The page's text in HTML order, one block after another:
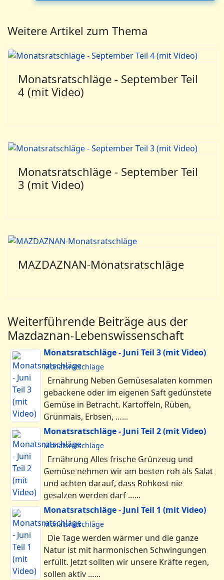
Weitere Artikel zum Thema
Monatsratschläge - September Teil
4 (mit Video)
Monatsratschläge - September Teil
3 (mit Video)
MAZDAZNAN-Monatsratschläge
Weiterführende Beiträge aus der
Mazdaznan-Lebenswissenschaft
Monatsratschläge - Juni Teil 3 (mit Video)
Monatsratschläge
Ernährung Neben Gemüsesalaten kommen
gebackene oder im eigenen Saft gedünstete
Gemüse in Betracht. Kartoffeln, Rüben,
Grünmais, Erbsen, …...
Monatsratschläge - Juni Teil 2 (mit Video)
Monatsratschläge
Ernährung Alles frische Grünzeug und
Gemüse nehmen wir am besten roh als Salat
und achten darauf, dass Rohkost nie
gesalzen werden darf …...
Monatsratschläge - Juni Teil 1 (mit Video)
Monatsratschläge
Die Tage werden wärmer und die ganze
Natur ist mit harmonischen Schwingungen
erfüllt. Jetzt sollten wir unsere Kräfte regen,
sollen aktiv …...